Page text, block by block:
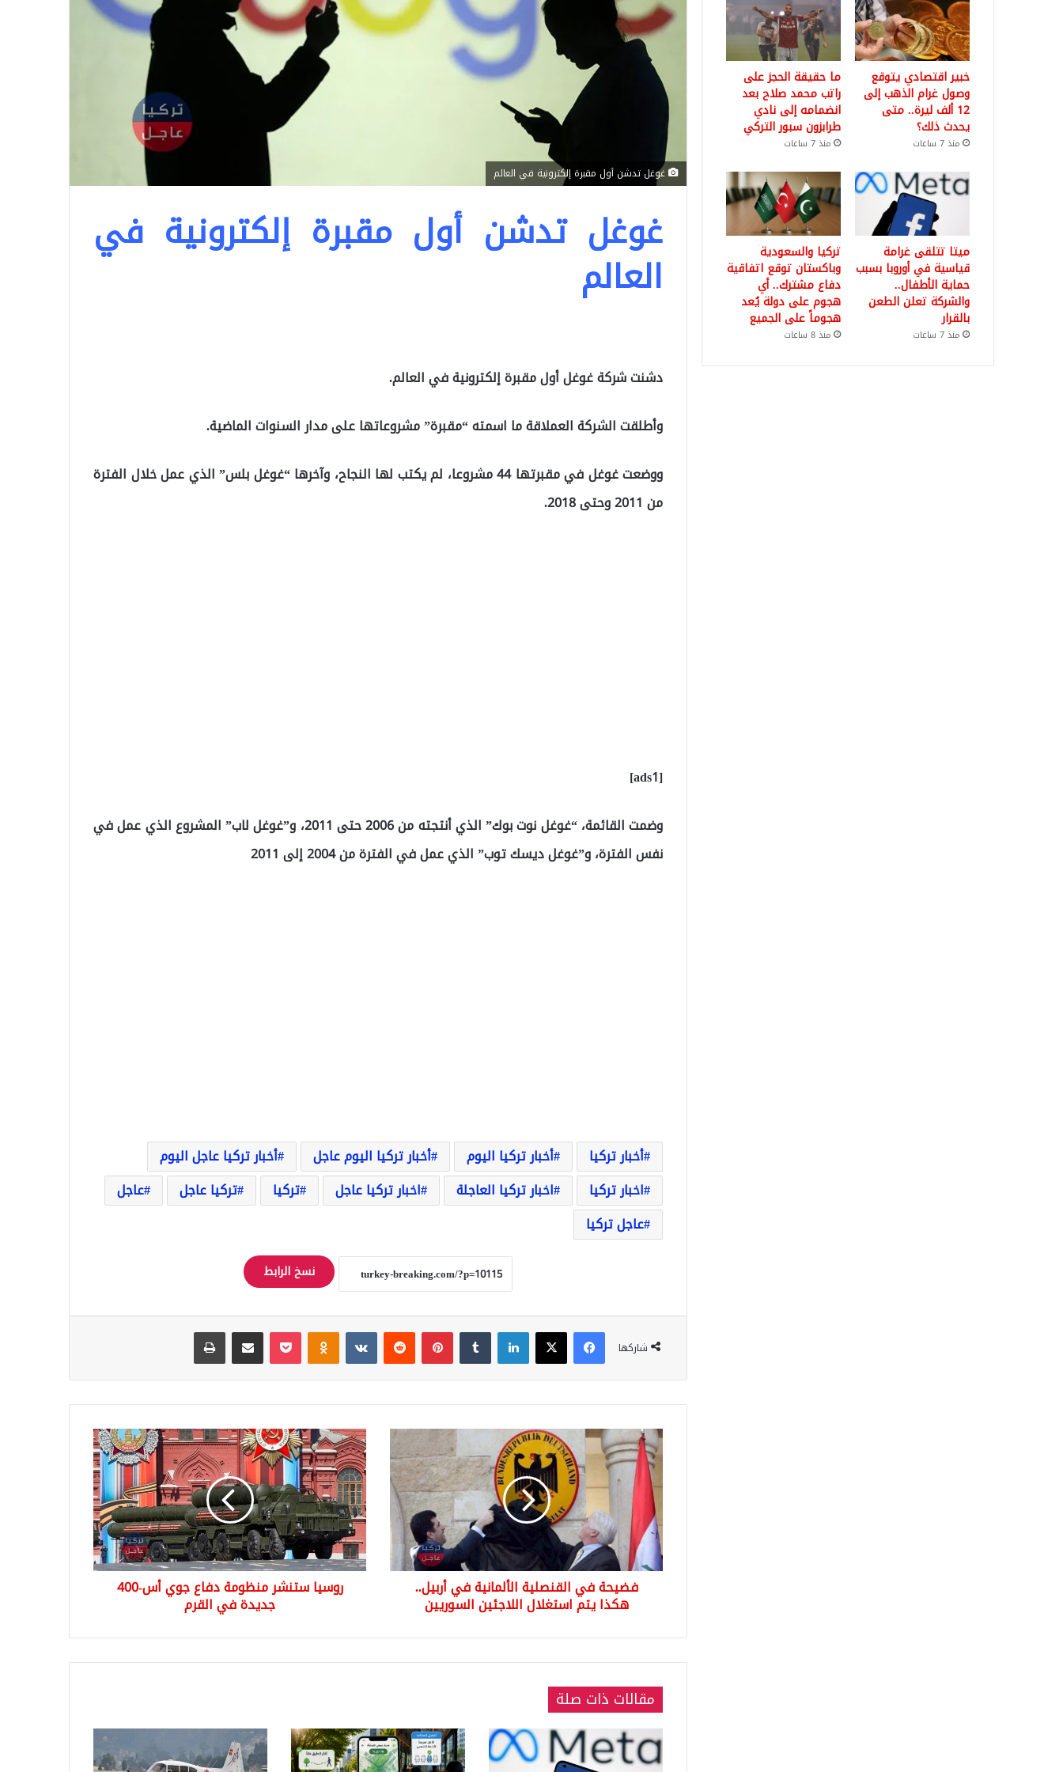
غوغل تدشن أول مقبرة إلكترونية في العالم
غوغل تدشن أول مقبرة إلكترونية في
العالم
دشنت شركة غوغل أول مقبرة إلكترونية في العالم.
وأطلقت الشركة العملاقة ما اسمته “مقبرة” مشروعاتها على مدار السنوات الماضية.
ووضعت غوغل في مقبرتها 44 مشروعا، لم يكتب لها النجاح، وآخرها “غوغل بلس” الذي عمل خلال الفترة
من 2011 وحتى 2018.
[ads1]
وضمت القائمة، “غوغل نوت بوك” الذي أنتجته من 2006 حتى 2011، و”غوغل لاب” المشروع الذي عمل في
نفس الفترة، و”غوغل ديسك توب” الذي عمل في الفترة من 2004 إلى 2011
أخبار تركيا أخبار تركيا اليوم أخبار تركيا اليوم عاجل
أخبار تركيا عاجل اليوم
اخبار تركيا
اخبار تركيا العاجلة اخبار تركيا عاجل تركيا تركيا عاجل
عاجل
عاجل تركيا
نسخ الرابط
شاركها
فيسبوك‫X لينكدإن بينتيريست Odnoklassniki
‫Pocket مشاركة عبر البريد طباعة
فضيحة
في
القنصلية
الألمانية
في
أربيل..
هكذا
يتم
استغلال
اللاجئين
السوريين
فضيحة في القنصلية الألمانية في أربيل..
هكذا يتم استغلال اللاجئين السوريين
روسيا
ستنشر
منظومة
دفاع
جوي
أس-400
جديدة
في
القرم
روسيا ستنشر منظومة دفاع جوي أس-400
جديدة في القرم
مقالات ذات صلة
خبير اقتصادي يتوقع
وصول غرام الذهب إلى
12 ألف ليرة.. متى
يحدث ذلك؟
منذ 7 ساعات
ما حقيقة الحجز على
راتب محمد صلاح بعد
انضمامه إلى نادي
طرابزون سبور التركي
منذ 7 ساعات
ميتا تتلقى غرامة
قياسية في أوروبا بسبب
حماية الأطفال..
والشركة تعلن الطعن
بالقرار
منذ 7 ساعات
تركيا والسعودية
وباكستان توقع اتفاقية
دفاع مشترك.. أي
هجوم على دولة يُعد
هجوماً على الجميع
منذ 8 ساعات